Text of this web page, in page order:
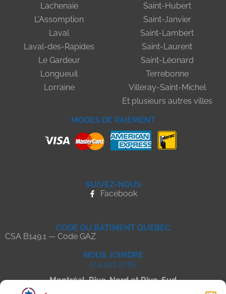
Lachenaie
L'Assomption
Laval
Laval-des-Rapides
Le Gardeur
Longueuil
Lorraine
Saint-Hubert
Saint-Janvier
Saint-Lambert
Saint-Laurent
Saint-Léonard
Terrebonne
Villeray-Saint-Michel
Et plusieurs autres villes
MODES DE PAIEMENT
SUIVEZ-NOUS
Facebook
CODE DU BÂTIMENT QUÉBEC
CSA B149.1 — Code GAZ
NOUS JOINDRE
514.923.3765
Montréal, Rive-Nord et Rive-Sud